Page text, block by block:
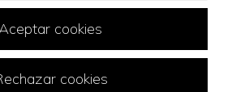
© 2026Web Design:
cookies
cookies